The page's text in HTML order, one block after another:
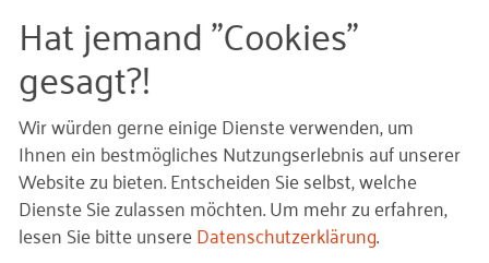
Vielfalt stärkt unsere
Gründungslandschaft!
Menschen mit Einwanderungsgeschichte leisten einen wichtigen
Beitrag zur Vielfalt im deutschen Gründungsgeschehen. Doch was
brauchen Gründerinnen und Gründer mit Einwanderungsgeschichte?
Wie bieten Ihnen einen Überblick über unsere Angebote.
ERFAHREN SIE MEHR
Hat jemand "Cookies"
gesagt?!
Wir würden gerne einige Dienste verwenden, um
Ihnen ein bestmögliches Nutzungserlebnis auf unserer
Website zu bieten. Entscheiden Sie selbst, welche
Dienste Sie zulassen möchten.Um mehr zu erfahren,
lesen Sie bitte unsereDatenschutzerklärung.